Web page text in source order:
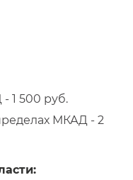
1 500 руб.
МКАД - 2